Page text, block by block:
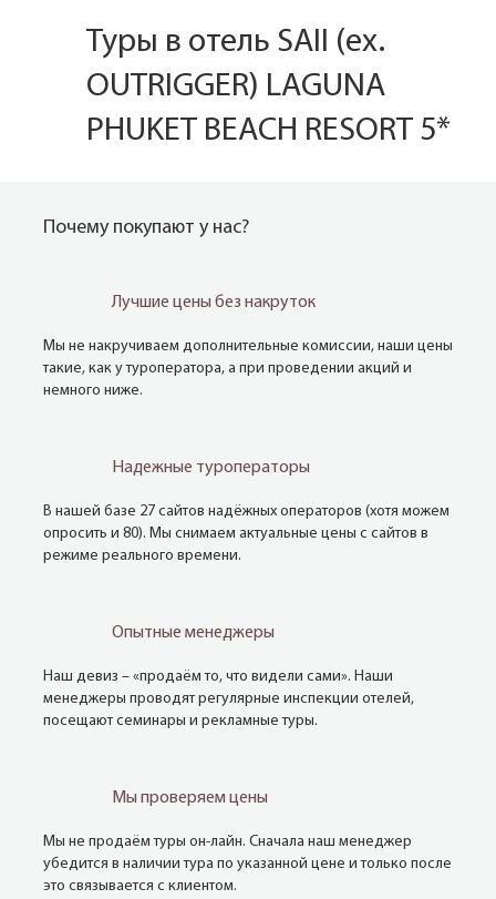
Туры в отель SAII (ex.
OUTRIGGER) LAGUNA
PHUKET BEACH RESORT 5*
Почему покупают у нас?
Лучшие цены без накруток
Мы не накручиваем дополнительные комиссии, наши цены
такие, как у туроператора, а при проведении акций и
немного ниже.
Надежные туроператоры
В нашей базе 27 сайтов надёжных операторов (хотя можем
опросить и 80). Мы снимаем актуальные цены с сайтов в
режиме реального времени.
Опытные менеджеры
Наш девиз – «продаём то, что видели сами». Наши
менеджеры проводят регулярные инспекции отелей,
посещают семинары и рекламные туры.
Мы проверяем цены
Мы не продаём туры он-лайн. Сначала наш менеджер
убедится в наличии тура по указанной цене и только после
это связывается с клиентом.